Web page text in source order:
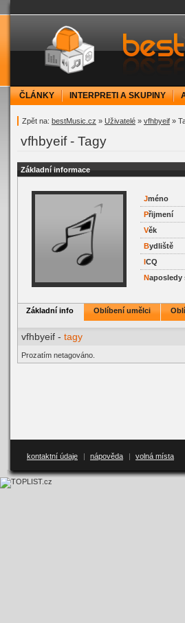
bestMusic.cz - Have
ČLÁNKY INTERPRETI A SKUPINY
Zpět na: bestMusic.cz » Uživatelé » vfhbyeif »
vfhbyeif - Tagy
Základní informace
Jméno
Přijmení
Věk
Bydliště
ICQ
Naposledy
Základní info Oblíbení umělci
vfhbyeif - tagy
Prozatím netagováno.
kontaktní údaje | nápověda | volná místa